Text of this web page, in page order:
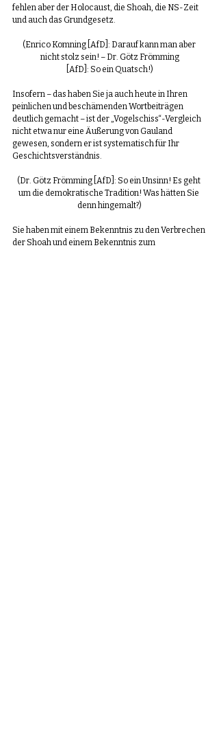
fehlen aber der Holocaust, die Shoah, die NS-Zeit
und auch das Grundgesetz.
(Enrico Komning [AfD]: Darauf kann man aber
nicht stolz sein! – Dr. Götz Frömming
[AfD]: So ein Quatsch!)
Insofern – das haben Sie ja auch heute in Ihren
peinlichen und beschämenden Wortbeiträgen
deutlich gemacht – ist der „Vogelschiss“-Vergleich
nicht etwa nur eine Äußerung von Gauland
gewesen, sondern er ist systematisch für Ihr
Geschichtsverständnis.
(Dr. Götz Frömming [AfD]: So ein Unsinn! Es geht
um die demokratische Tradition! Was hätten Sie
denn hingemalt?)
Sie haben mit einem Bekenntnis zu den Verbrechen
der Shoah und einem Bekenntnis zum